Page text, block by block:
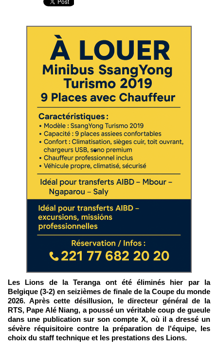
Les Lions de la Teranga ont été éliminés hier par la
Belgique (3-2) en seizièmes de finale de la Coupe du monde
2026. Après cette désillusion, le directeur général de la
RTS, Pape Alé Niang, a poussé un véritable coup de gueule
dans une publication sur son compte X, où il a dressé un
sévère réquisitoire contre la préparation de l'équipe, les
choix du staff technique et les prestations des Lions.